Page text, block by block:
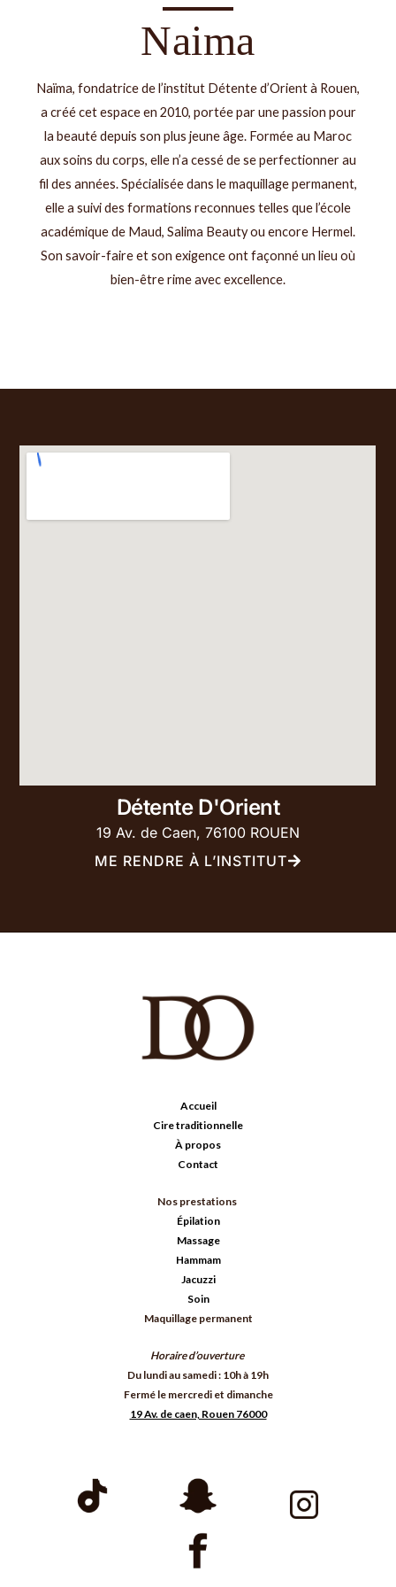
Naima
Naïma, fondatrice de l’institut Détente d’Orient à Rouen,
a créé cet espace en 2010, portée par une passion pour
la beauté depuis son plus jeune âge. Formée au Maroc
aux soins du corps, elle n’a cessé de se perfectionner au
fil des années. Spécialisée dans le maquillage permanent,
elle a suivi des formations reconnues telles que l’école
académique de Maud, Salima Beauty ou encore Hermel.
Son savoir-faire et son exigence ont façonné un lieu où
bien-être rime avec excellence.
Détente D'Orient
19 Av. de Caen, 76100 ROUEN
ME RENDRE À L’INSTITUT
Accueil
Cire traditionnelle
À propos
Contact
Nos prestations
Épilation
Massage
Hammam
Jacuzzi
Soin
Maquillage permanent
Horaire d’ouverture
Du lundi au samedi : 10h à 19h
Fermé le mercredi et dimanche
19 Av. de caen, Rouen 76000